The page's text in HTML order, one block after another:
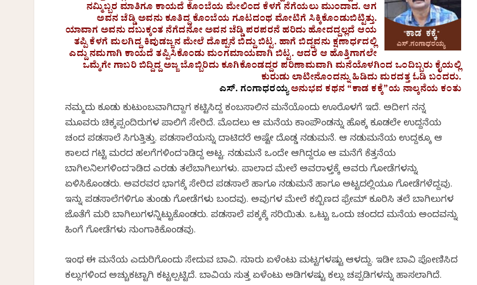
ನಮ್ಮಿಬ್ಬರ ಮಾತಿಗೂ ಕಾಯದೆ ಕೊಂಬೆಯ ಮೇಲಿಂದ ಕೆಳಗೆ ನೆಗೆಯಲು ಮುಂದಾದ. ಆಗ
ಅವನ ಚೆಡ್ಡಿ ಅವನು ಕೂತಿದ್ದ ಕೊಂಬೆಯ ಗೂಟದಂಥ ಮೋಟಿಗೆ ಸಿಕ್ಕಿಕೊಂಡುಬಿಟ್ಟಿತ್ತು.
ಯಾವಾಗ ಅವನು ದಬುಕ್ಕಂತ ನೆಗೆದನೋ ಅವನ ಚೆಡ್ಡಿ ಪರಪರನೆ ಹರಿದು ಹೋದದ್ದಲ್ಲದೆ ಆಯ
ತಪ್ಪಿ ಕೆಳಗೆ ಮಲಗಿದ್ದ ಕಿವುಡಜ್ಜನ ಮೇಲೆ ದೊಪ್ಪನೆ ಬಿದ್ದು ಬಿಟ್ಟ. ಹಾಗೆ ಬಿದ್ದವನು ಕ್ಷಣಾರ್ಧದಲ್ಲಿ
ಎದ್ದು ನಮಗಾಗಿ ಕಾಯದೆ ತಪ್ಪಿಸಿಕೊಂಡು ಮಂಗಮಾಯವಾಗಿ ಬಿಟ್ಟ. ಆದರೆ ಆ ಹೊತ್ತಿಗಾಗಲೇ
ಒಮ್ಮೆಗೇ ಗಾಬರಿ ಬಿದ್ದಿದ್ದ ಅಜ್ಜ ಬೊಬ್ಬಿರಿದು ಕೂಗಿಕೊಂಡದ್ದರ ಪರಿಣಾಮವಾಗಿ ಮನೆಯೊಳಗಿಂದ ಒಂದಿಬ್ಬರು ಕೈಯಲ್ಲಿ
ಕುರುಡು ಲಾಟೀನೊಂದನ್ನು ಹಿಡಿದು ಮರದತ್ತ ಓಡಿ ಬಂದರು.
ಎಸ್.‌ ಗಂಗಾಧರಯ್ಯಅನುಭವ ಕಥನ “ಕಾಡ ಕಕ್ಕೆ”ಯ ನಾಲ್ಕನೆಯ ಕಂತು
ನಮ್ಮದು ಕೂಡು ಕುಟುಂಬವಾಗಿದ್ದಾಗ ಕಟ್ಟಿಸಿದ್ದ ಕಂಬಸಾಲಿನ ಮನೆಯೊಂದು ಊರೊಳಗೆ ಇದೆ. ಅದೀಗ ನನ್ನ
ಮೂವರು ಚಿಕ್ಕಪ್ಪಂದಿರುಗಳ ಪಾಲಿಗೆ ಸೇರಿದೆ. ಮೊದಲು ಆ ಮನೆಯ ಕಾಂಪೌಂಡನ್ನು ಹೊಕ್ಕ ಕೂಡಲೇ ಉದ್ದನೆಯ
ಚಂದ ಪಡಸಾಲೆ ಸಿಗುತ್ತಿತ್ತು. ಪಡಸಾಲೆಯನ್ನು ದಾಟಿದರೆ ಅಷ್ಟೇ ದೊಡ್ಡ ನಡುಮನೆ. ಆ ನಡುಮನೆಯ ಉದ್ದಕ್ಕೂ ಆ
ಕಾಲದ ಗಟ್ಟಿ ಮರದ ಹಲಗೆಗಳಿಂದ ಮಾಡಿದ್ದ ಅಟ್ಟ. ನಡುಮನೆ ಒಂದೇ ಆಗಿದ್ದರೂ ಆ ಮನೆಗೆ ಕೆತ್ತನೆಯ
ಬಾಗಿಲನಿಲಗಳಿಂದ ಮಾಡಿದ ಎರಡು ತಲೆಬಾಗಿಲುಗಳು. ಪಾಲಾದ ಮೇಲೆ ಅವರಾಳ್ತಕ್ಕೆ ಅವರು ಗೋಡೆಗಳನ್ನು
ಏಳಿಸಿಕೊಂಡರು. ಅವರವರ ಭಾಗಕ್ಕೆ ಸೇರಿದ ಪಡಸಾಲೆ ಹಾಗೂ ನಡುಮನೆ ಹಾಗೂ ಅಟ್ಟದಲ್ಲಿಯೂ ಗೋಡೆಗಳೆದ್ದವು.
ಇನ್ನು ಪಡಸಾಲೆಗಳಿಗೂ ತುಂಡು ಗೋಡೆಗಳು ಬಂದವು. ಅವುಗಳ ಮೇಲೆ ಕಬ್ಬಿಣದ ಫ್ರೇಮ್ ಕೂರಿಸಿ ತಲೆ ಬಾಗಿಲುಗಳ
ಜೊತೆಗೆ ಮರಿ ಬಾಗಿಲುಗಳನ್ನಿಟ್ಟುಕೊಂಡರು. ಪಡಸಾಲೆ ಪಕ್ಕಕ್ಕೆ ಸರಿಯಿತು. ಒಟ್ಟು ಒಂದು ಚಂದದ ಮನೆಯ ಅಂದವನ್ನು
ಹಿಂಗೆ ಗೋಡೆಗಳು ನುಂಗಾಕಿಕೊಂಡವು.
ಇಂಥ ಈ ಮನೆಯ ಎದುರಿಗೊಂದು ಸೇದುವ ಬಾವಿ. ಸುಮಾರು ಏಳೆಂಟು ಮಟ್ಟಗಳಷ್ಟು ಆಳದ್ದು. ಇಡೀ ಬಾವಿ ಪೋಣಿಸಿದ
ಕಲ್ಲುಗಳಿಂದ ಅಚ್ಚುಕಟ್ಟಾಗಿ ಕಟ್ಟಲ್ಪಟ್ಟಿದೆ. ಬಾವಿಯ ಸುತ್ತ ಏಳೆಂಟು ಅಡಿಗಳಷ್ಟು ಕಲ್ಲು ಚಪ್ಪಡಿಗಳನ್ನು ಹಾಸಲಾಗಿದೆ.